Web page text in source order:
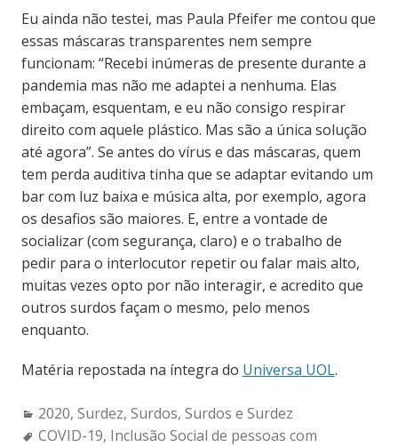
Eu ainda não testei, mas Paula Pfeifer me contou que
essas máscaras transparentes nem sempre
funcionam: “Recebi inúmeras de presente durante a
pandemia mas não me adaptei a nenhuma. Elas
embaçam, esquentam, e eu não consigo respirar
direito com aquele plástico. Mas são a única solução
até agora”. Se antes do vírus e das máscaras, quem
tem perda auditiva tinha que se adaptar evitando um
bar com luz baixa e música alta, por exemplo, agora
os desafios são maiores. E, entre a vontade de
socializar (com segurança, claro) e o trabalho de
pedir para o interlocutor repetir ou falar mais alto,
muitas vezes opto por não interagir, e acredito que
outros surdos façam o mesmo, pelo menos
enquanto.
Matéria repostada na íntegra do Universa UOL.
Categories:
2020, Surdez, Surdos, Surdos e Surdez
Tags:
COVID-19, Inclusão Social de pessoas com